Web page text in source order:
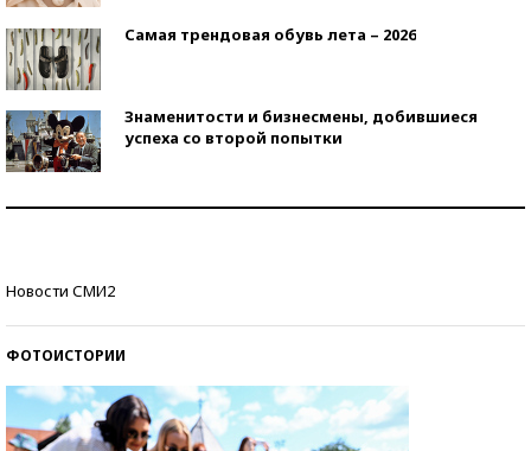
Самая трендовая обувь лета – 2026
Знаменитости и бизнесмены, добившиеся
успеха со второй попытки
Новости СМИ2
ФОТОИСТОРИИ